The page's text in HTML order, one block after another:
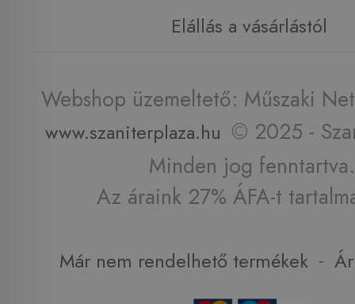
Elállás a vásárlástól
Webshop üzemeltető: Műszaki
www.szaniterplaza.hu © 2025 -
Minden jog fenntartva.
Az áraink 27% ÁFA-t
Már nem rendelhető termékek -